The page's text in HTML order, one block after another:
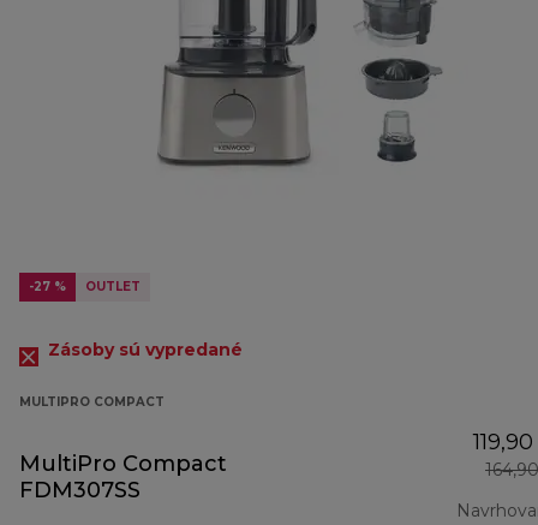
-27 % OUTLET
Zásoby sú vypredané
MULTIPRO COMPACT
MultiPro Compact
FDM307SS